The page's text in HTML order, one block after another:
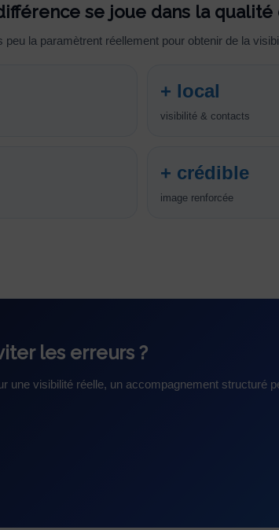
se joue dans la
peu la paramètrent réellement pour obtenir de la
+ local
visibilité & contacts
+ crédible
image renforcée
les erreurs ?
une visibilité réelle, un accompagnement structuré